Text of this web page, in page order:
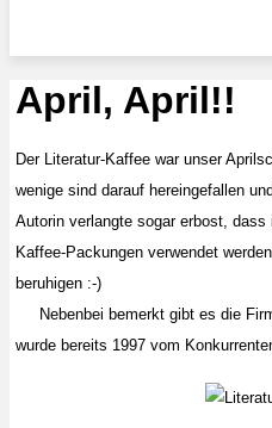
April, April!!
Der Literatur-Kaffee war unser
wenige sind darauf hereingefallen
Autorin verlangte sogar erbost,
Kaffee-Packungen verwendet
beruhigen :-)
Nebenbei bemerkt gibt es die
wurde bereits 1997 vom